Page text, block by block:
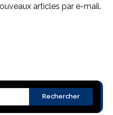
articles par e-mail.
Rechercher